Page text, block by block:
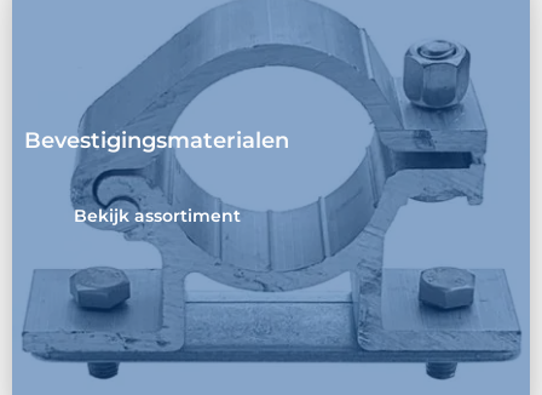
Bevestigingsmaterialen
Bekijk assortiment